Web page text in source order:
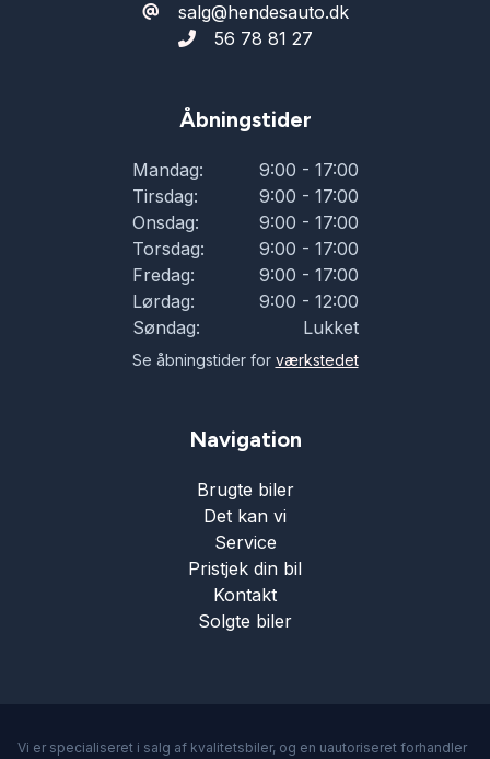
salg@hendesauto.dk
56 78 81 27
Åbningstider
Mandag:
9:00 - 17:00
Tirsdag:
9:00 - 17:00
Onsdag:
9:00 - 17:00
Torsdag:
9:00 - 17:00
Fredag:
9:00 - 17:00
Lørdag:
9:00 - 12:00
Søndag:
Lukket
Se åbningstider for værkstedet
Navigation
Brugte biler
Det kan vi
Service
Pristjek din bil
Kontakt
Solgte biler
Vi er specialiseret i salg af kvalitetsbiler, og en uautoriseret forhandler